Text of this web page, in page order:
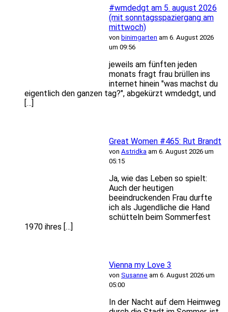
#wmdedgt am 5. august 2026
(mit sonntagsspaziergang am
mittwoch)
von binimgarten am 6. August 2026
um 09:56
jeweils am fünften jeden
monats fragt frau brüllen ins
internet hinein "was machst du
eigentlich den ganzen tag?", abgekürzt wmdedgt, und
[…]
Great Women #465: Rut Brandt
von Astridka am 6. August 2026 um
05:15
Ja, wie das Leben so spielt:
Auch der heutigen
beeindruckenden Frau durfte
ich als Jugendliche die Hand
schütteln beim Sommerfest
1970 ihres […]
Vienna my Love 3
von Susanne am 6. August 2026 um
05:00
In der Nacht auf dem Heimweg